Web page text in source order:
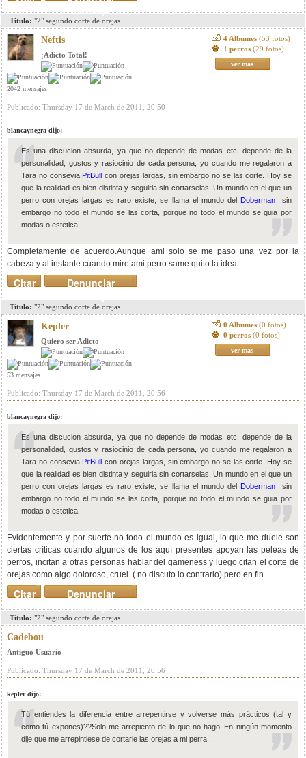
mensaje
Titulo: "2" segundo corte de orejas
Neftis
¡Adicto Total!
2042 mensajes
4 Albumes (53 fotos)
1 perros (29 fotos)
ver mas
Publicado: Thursday 17 de March de 2011, 20:50
blancaynegra dijo:
Es una discucion absurda, ya que no depende de modas etc, depende de la
personalidad, gustos y rasiocinio de cada persona, yo cuando me regalaron a
Tara no consevia PitBull con orejas largas, sin embargo no se las corte. Hoy se
que la realidad es bien distinta y seguiria sin cortarselas. Un mundo en el que un
perro con orejas largas es raro existe, se llama el mundo del Dobermansin
embargo no todo el mundo se las corta, porque no todo el mundo se guia por
modas o estetica.
Completamente de acuerdo.Aunque ami solo se me paso una vez por la
cabeza y al instante cuando mire ami perro same quito la idea.
Denunciar
mensaje
Citar
Titulo: "2" segundo corte de orejas
Kepler
Quiero ser Adicto
53 mensajes
0 Albumes (0 fotos)
0 perros (0 fotos)
ver mas
Publicado: Thursday 17 de March de 2011, 20:56
blancaynegra dijo:
Es una discucion absurda, ya que no depende de modas etc, depende de la
personalidad, gustos y rasiocinio de cada persona, yo cuando me regalaron a
Tara no consevia PitBull con orejas largas, sin embargo no se las corte. Hoy se
que la realidad es bien distinta y seguiria sin cortarselas. Un mundo en el que un
perro con orejas largas es raro existe, se llama el mundo del Dobermansin
embargo no todo el mundo se las corta, porque no todo el mundo se guia por
modas o estetica.
Evidentemente y por suerte no todo el mundo es igual, lo que me duele son
ciertas críticas cuando algunos de los aquí presentes apoyan las peleas de
perros, incitan a otras personas hablar del gameness y luego citan el corte de
orejas como algo doloroso, cruel..( no discuto lo contrario) pero en fin..
Denunciar
mensaje
Citar
Titulo: "2" segundo corte de orejas
Cadebou
Antiguo Usuario
Publicado: Thursday 17 de March de 2011, 20:56
kepler dijo:
Tú entiendes la diferencia entre arrepentirse y volverse más prácticos (tal y
como tú expones)??Solo me arrepiento de lo que no hago..En ningún momento
dije que me arrepintiese de cortarle las orejas a mi perra..